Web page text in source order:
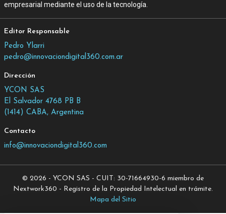
empresarial mediante el uso de la tecnología.
Editor Responsable
Pedro Ylarri
pedro@innovaciondigital360.com.ar
Dirección
YCON SAS
El Salvador 4768 PB B
(1414) CABA, Argentina
Contacto
info@innovaciondigital360.com
© 2026 - YCON SAS - CUIT: 30-71664930-6 miembro de
Nextwork360 - Registro de la Propiedad Intelectual en trámite.
Mapa del Sitio